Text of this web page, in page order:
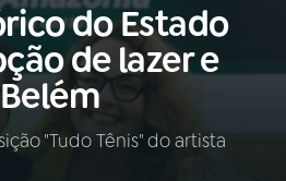
AO VIVO
do Estado
de lazer e
"Tudo Tênis" do artista